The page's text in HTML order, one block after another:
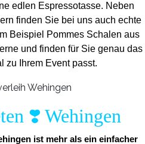
edlen Espressotasse. Neben
finden Sie bei uns auch echte
Beispiel Pommes Schalen aus
und finden für Sie genau das
zu Ihrem Event passt.
❣️ Wehingen
ist mehr als ein einfacher